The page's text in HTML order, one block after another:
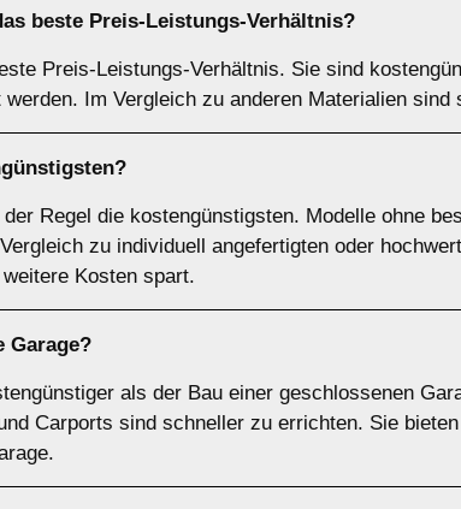
beste Preis-Leistungs-Verhältnis?
Preis-Leistungs-Verhältnis. Sie sind
Im Vergleich zu anderen Materialien
Regel die kostengünstigsten. Modelle ohne
zu individuell angefertigten oder
Kosten spart.
Garage?
als der Bau einer geschlossenen
Carports sind schneller zu errichten. Sie